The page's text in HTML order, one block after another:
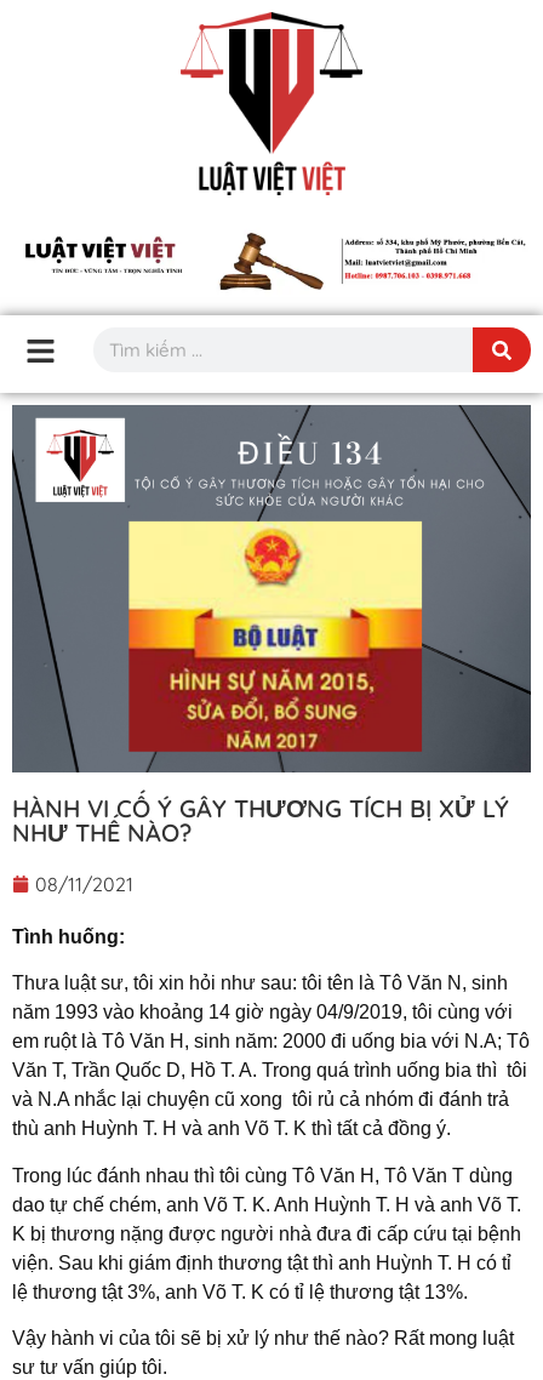
HÀNH VI CỐ Ý GÂY THƯƠNG TÍCH BỊ XỬ LÝ
NHƯ THẾ NÀO?
08/11/2021
Tình huống:
Thưa luật sư, tôi xin hỏi như sau: tôi tên là Tô Văn N, sinh
năm 1993 vào khoảng 14 giờ ngày 04/9/2019, tôi cùng với
em ruột là Tô Văn H, sinh năm: 2000 đi uống bia với N.A; Tô
Văn T, Trần Quốc D, Hồ T. A. Trong quá trình uống bia thì tôi
và N.A nhắc lại chuyện cũ xong tôi rủ cả nhóm đi đánh trả
thù anh Huỳnh T. H và anh Võ T. K thì tất cả đồng ý.
Trong lúc đánh nhau thì tôi cùng Tô Văn H, Tô Văn T dùng
dao tự chế chém, anh Võ T. K. Anh Huỳnh T. H và anh Võ T.
K bị thương nặng được người nhà đưa đi cấp cứu tại bệnh
viện. Sau khi giám định thương tật thì anh Huỳnh T. H có tỉ
lệ thương tật 3%, anh Võ T. K có tỉ lệ thương tật 13%.
Vậy hành vi của tôi sẽ bị xử lý như thế nào? Rất mong luật
sư tư vấn giúp tôi.